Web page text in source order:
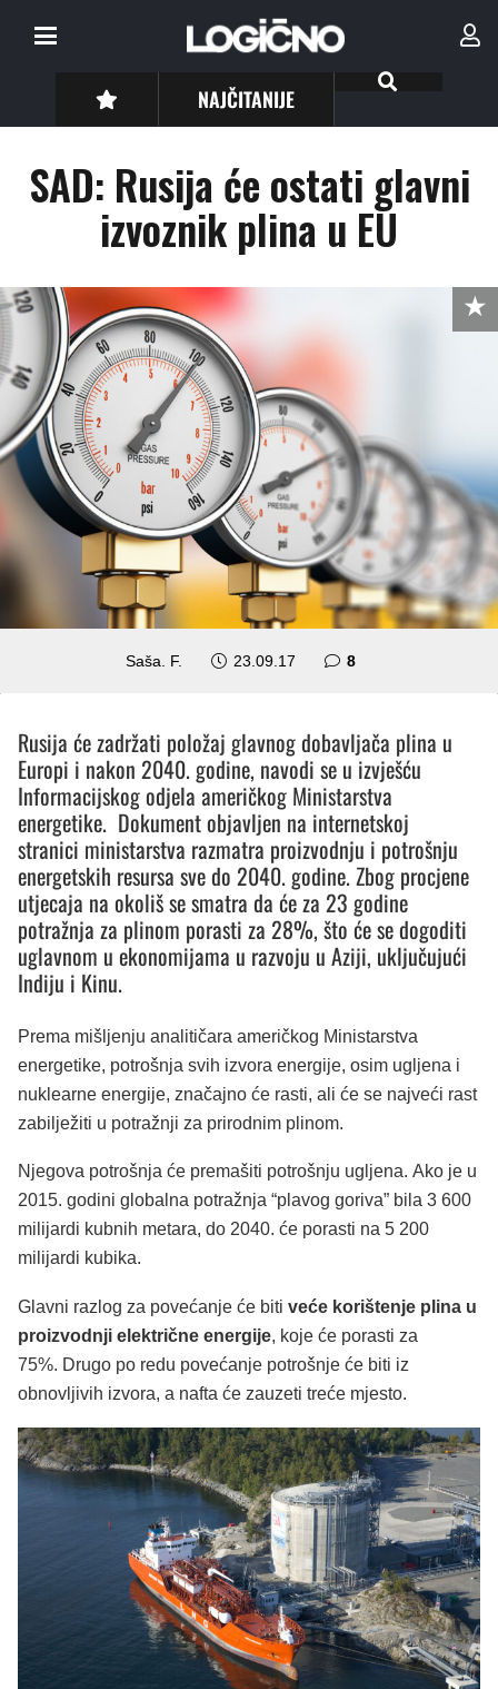
NAJČITANIJE
SAD: Rusija će ostati glavni
izvoznik plina u EU
Saša. F. 23.09.17 8komentara
Rusija će zadržati položaj glavnog dobavljača plina u
Europi i nakon 2040. godine, navodi se u izvješću
Informacijskog odjela američkog Ministarstva
energetike. Dokument objavljen na internetskoj
stranici ministarstva razmatra proizvodnju i potrošnju
energetskih resursa sve do 2040. godine. Zbog procjene
utjecaja na okoliš se smatra da će za 23 godine
potražnja za plinom porasti za 28%, što će se dogoditi
uglavnom u ekonomijama u razvoju u Aziji, uključujući
Indiju i Kinu.
Prema mišljenju analitičara američkog Ministarstva
energetike, potrošnja svih izvora energije, osim ugljena i
nuklearne energije, značajno će rasti, ali će se najveći rast
zabilježiti u potražnji za prirodnim plinom.
Njegova potrošnja će premašiti potrošnju ugljena. Ako je u
2015. godini globalna potražnja “plavog goriva” bila 3 600
milijardi kubnih metara, do 2040. će porasti na 5 200
milijardi kubika.
Glavni razlog za povećanje će biti veće korištenje plina u
proizvodnji električne energije, koje će porasti za
75%. Drugo po redu povećanje potrošnje će biti iz
obnovljivih izvora, a nafta će zauzeti treće mjesto.